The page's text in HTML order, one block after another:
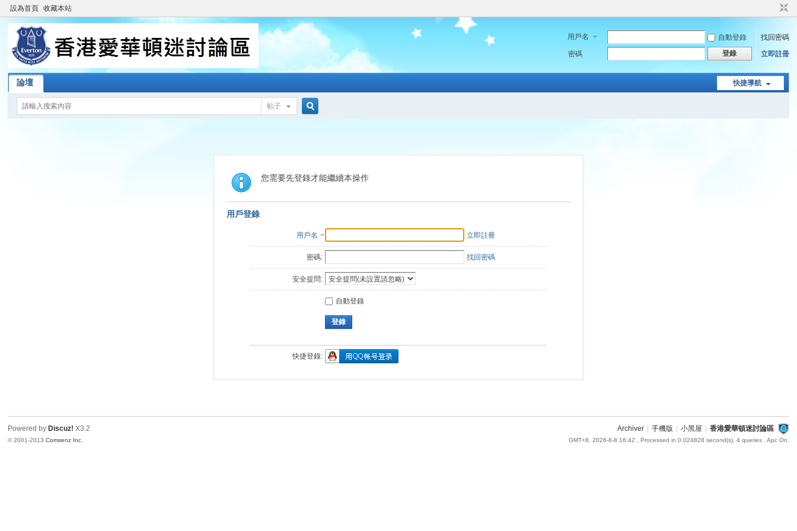
設為首頁 收藏本站
用戶名 自動登錄
找回密碼
密碼
登錄 立即註冊
快捷導航
論壇
帖子
索
您需要先登錄才能繼續本操作
用戶登錄
用戶名 立即註冊
密碼: 找回密碼
安全提問:
自動登錄
登錄
快捷登錄:
Archiver 手機版 小黑屋 香港愛華頓迷討論區
GMT+8, 2026-8-8 16:42 , Processed in 0.024828 second(s), 4 queries , Apc On.
Powered by Discuz! X3.2
© 2001-2013Comsenz Inc.